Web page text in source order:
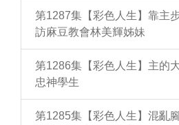
第1287集【彩色人生】靠主
訪麻豆教會林美輝姊妹
第1286集【彩色人生】主的
忠神學生
第1285集【彩色人生】混亂